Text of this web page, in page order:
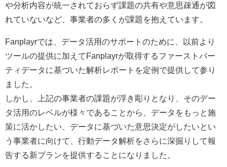
や分析内容が統一されておらず課題の共有や意思疎通が図
れていないなど、事業者の多くが課題を抱えています。
Fanplayrでは、データ活用のサポートのために、以前より
ツールの提供に加えてFanplayrが取得するファーストパー
ティデータに基づいた解析レポートを定例で提供して参り
ました。
しかし、上記の事業者の課題が浮き彫りとなり、そのデー
タ活用のレベルが様々であることから、データをもっと施
策に活かしたい、データに基づいた意思決定がしたいとい
う事業者に向けて、行動データ解析をさらに深掘りして報
告する新プランを提供することになりました。